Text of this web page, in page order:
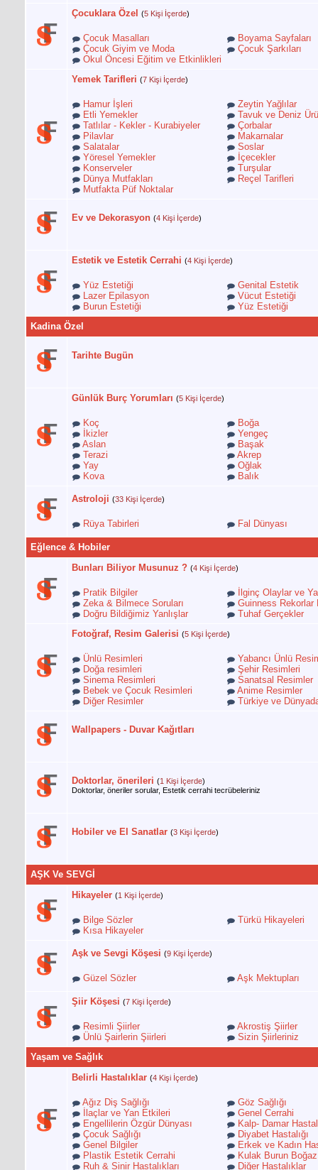
Çocuklara Özel
(5 Kişi İçerde)
Çocuk Masalları
Boyama Sayfaları
Çocuk Giyim ve Moda
Çocuk Şarkıları
Okul Öncesi Eğitim ve Etkinlikleri
Yemek Tarifleri (7 Kişi İçerde)
Hamur İşleri
Zeytin Yağlılar
Etli Yemekler
Tavuk ve Deniz
Tatlılar - Kekler - Kurabiyeler
Çorbalar
Pilavlar
Makarnalar
Salatalar
Soslar
Yöresel Yemekler
İçecekler
Konserveler
Turşular
Dünya Mutfakları
Reçel Tarifleri
Mutfakta Püf Noktalar
Ev ve Dekorasyon (4 Kişi İçerde)
Estetik ve Estetik Cerrahi (4 Kişi İçerde)
Yüz Estetiği
Genital Estetik
Lazer Epilasyon
Vücut Estetiği
Burun Estetiği
Yüz Estetiği
Kadina Özel
Tarihte Bugün
Günlük Burç Yorumları (5 Kişi İçerde)
Koç
Boğa
İkizler
Yengeç
Aslan
Başak
Terazi
Akrep
Yay
Oğlak
Kova
Balık
Astroloji (33 Kişi İçerde)
Rüya Tabirleri Fal Dünyası
Eğlence & Hobiler
Bunları Biliyor Musunuz ? (4 Kişi İçerde)
Pratik Bilgiler
İlginç Olaylar ve
Zeka & Bilmece Soruları
Guinness Rekorlar
Doğru Bildiğimiz Yanlışlar
Tuhaf Gerçekler
Fotoğraf, Resim Galerisi (5 Kişi İçerde)
Ünlü Resimleri
Yabancı Ünlü
Doğa resimleri
Şehir Resimleri
Sinema Resimleri
Sanatsal Resimler
Bebek ve Çocuk Resimleri
Anime Resimler
Diğer Resimler
Türkiye ve
Wallpapers - Duvar Kağıtları
Doktorlar, önerileri (1 Kişi İçerde)
Doktorlar, öneriler sorular, Estetik cerrahi tecrübeleriniz
Hobiler ve El Sanatlar (3 Kişi İçerde)
AŞK Ve SEVGİ
Hikayeler (1 Kişi İçerde)
Bilge Sözler
Türkü Hikayeleri
Kısa Hikayeler
Aşk ve Sevgi Köşesi (9 Kişi İçerde)
Güzel Sözler Aşk Mektupları
Şiir Köşesi (7 Kişi İçerde)
Resimli Şiirler
Akrostiş Şiirler
Ünlü Şairlerin Şiirleri
Sizin Şiirleriniz
Yaşam ve Sağlık
Belirli Hastalıklar (4 Kişi İçerde)
Ağız Diş Sağlığı
Göz Sağlığı
İlaçlar ve Yan Etkileri
Genel Cerrahi
Engellilerin Özgür Dünyası
Kalp- Damar
Çocuk Sağlığı
Diyabet Hastalığı
Genel Bilgiler
Erkek ve Kadın
Plastik Estetik Cerrahi
Kulak Burun Boğaz
Ruh & Sinir Hastalıkları
Diğer Hastalıklar